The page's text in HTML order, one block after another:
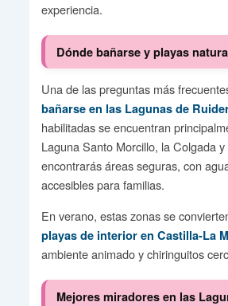
experiencia.
Dónde bañarse y playas
Una de las preguntas más
bañarse en las Lagunas de
habilitadas se encuentran
Laguna Santo Morcillo, la Colgada
encontrarás áreas seguras, con
accesibles para familias.
En verano, estas zonas se
playas de interior en Castilla-La
ambiente animado y chiringuitos
Mejores miradores en las